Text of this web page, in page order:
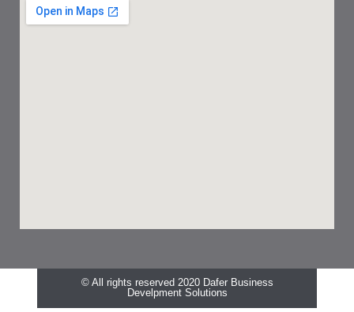
© All rights reserved 2020 Dafer Business
Develpment Solutions